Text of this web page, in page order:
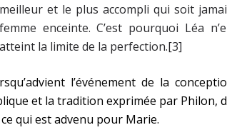
meilleur et le plus accompli qui soit
femme enceinte. C’est pourquoi Léa
atteint la limite de la perfection.[3]
l’événement de la
et la tradition exprimée par Philon,
qui est advenu pour Marie.